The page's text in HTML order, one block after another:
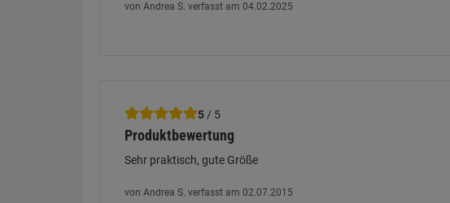
von Andrea S. verfasst am 04.02.2025
5 / 5
Produktbewertung
Sehr praktisch, gute Größe
von Andrea S. verfasst am 02.07.2015